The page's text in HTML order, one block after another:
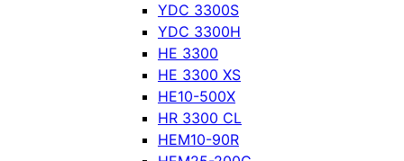
YDC 3300S
YDC 3300H
HE 3300
HE 3300 XS
HE10-500X
HR 3300 CL
HEM10-90R